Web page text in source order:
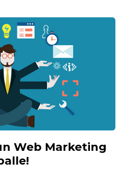
Web Marketing